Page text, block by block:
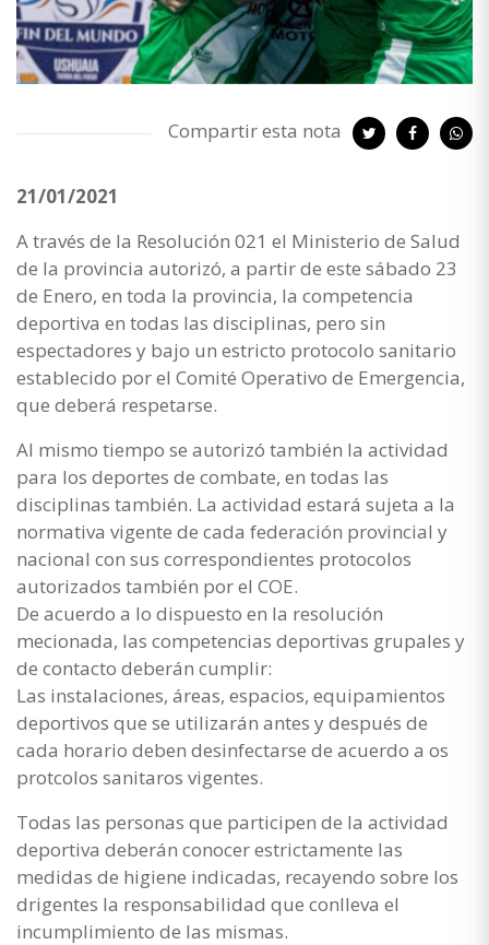
Compartir esta nota
21/01/2021
A través de la Resolución 021 el Ministerio de Salud
de la provincia autorizó, a partir de este sábado 23
de Enero, en toda la provincia, la competencia
deportiva en todas las disciplinas, pero sin
espectadores y bajo un estricto protocolo sanitario
establecido por el Comité Operativo de Emergencia,
que deberá respetarse.
Al mismo tiempo se autorizó también la actividad
para los deportes de combate, en todas las
disciplinas también. La actividad estará sujeta a la
normativa vigente de cada federación provincial y
nacional con sus correspondientes protocolos
autorizados también por el COE.
De acuerdo a lo dispuesto en la resolución
mecionada, las competencias deportivas grupales y
de contacto deberán cumplir:
Las instalaciones, áreas, espacios, equipamientos
deportivos que se utilizarán antes y después de
cada horario deben desinfectarse de acuerdo a os
protcolos sanitaros vigentes.
Todas las personas que participen de la actividad
deportiva deberán conocer estrictamente las
medidas de higiene indicadas, recayendo sobre los
drigentes la responsabilidad que conlleva el
incumplimiento de las mismas.